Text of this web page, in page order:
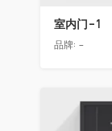
室内门-1
品牌: -
收藏